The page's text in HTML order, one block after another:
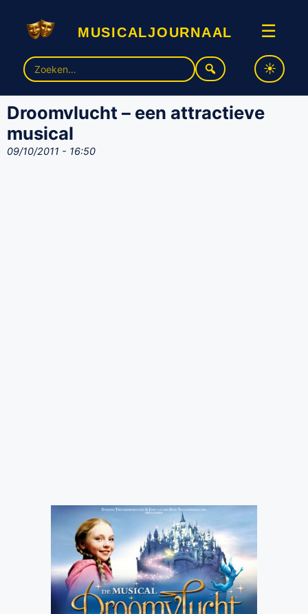
musicaljournaal ☰
Zoek
naar:
Droomvlucht – een attractieve
musical
09/10/2011 - 16:50